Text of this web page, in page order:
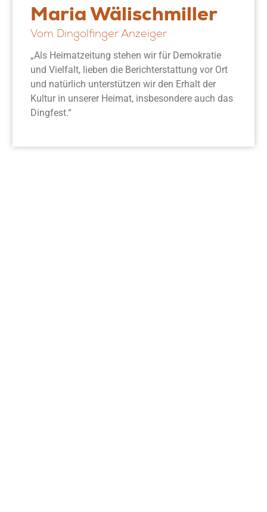
Maria Wälischmiller
Vom Dingolfinger Anzeiger
„Als Heimatzeitung stehen wir für Demokratie
und Vielfalt, lieben die Berichterstattung vor Ort
und natürlich unterstützen wir den Erhalt der
Kultur in unserer Heimat, insbesondere auch das
Dingfest.“